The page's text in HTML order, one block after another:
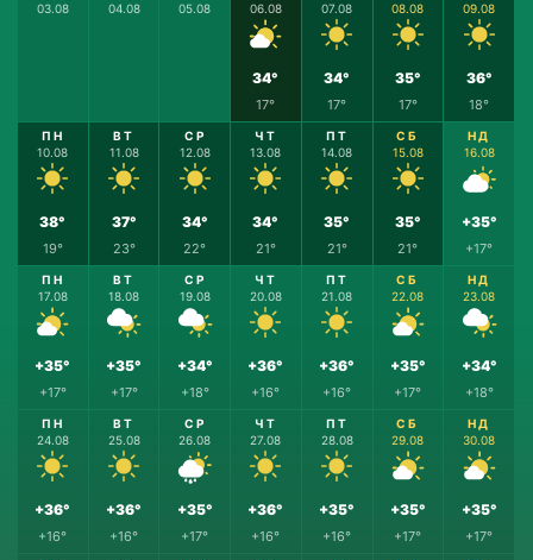
03.08
04.08
05.08
06.08
34°
17°
07.08
34°
17°
08.08
35°
17°
09.08
36°
18°
ПН
10.08
38°
19°
ВТ
11.08
37°
23°
СР
12.08
34°
22°
ЧТ
13.08
34°
21°
ПТ
14.08
35°
21°
СБ
15.08
35°
21°
НД
16.08
+35°
+17°
ПН
17.08
+35°
+17°
ВТ
18.08
+35°
+17°
СР
19.08
+34°
+18°
ЧТ
20.08
+36°
+16°
ПТ
21.08
+36°
+16°
СБ
22.08
+35°
+17°
НД
23.08
+34°
+18°
ПН
24.08
+36°
+16°
ВТ
25.08
+36°
+16°
СР
26.08
+35°
+17°
ЧТ
27.08
+36°
+16°
ПТ
28.08
+35°
+16°
СБ
29.08
+35°
+17°
НД
30.08
+35°
+17°